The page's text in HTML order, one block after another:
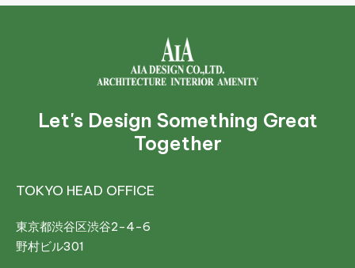
Let's Design Something Great
Together
TOKYO HEAD OFFICE
東京都渋谷区渋谷2-4-6
野村ビル301